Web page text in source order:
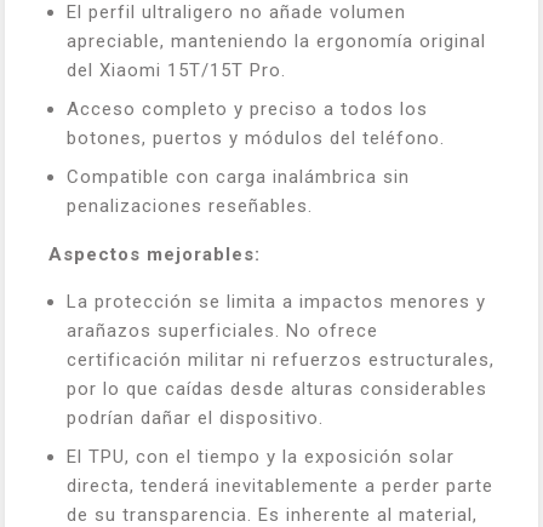
El perfil ultraligero no añade volumen
apreciable, manteniendo la ergonomía original
del Xiaomi 15T/15T Pro.
Acceso completo y preciso a todos los
botones, puertos y módulos del teléfono.
Compatible con carga inalámbrica sin
penalizaciones reseñables.
Aspectos mejorables:
La protección se limita a impactos menores y
arañazos superficiales. No ofrece
certificación militar ni refuerzos estructurales,
por lo que caídas desde alturas considerables
podrían dañar el dispositivo.
El TPU, con el tiempo y la exposición solar
directa, tenderá inevitablemente a perder parte
de su transparencia. Es inherente al material,